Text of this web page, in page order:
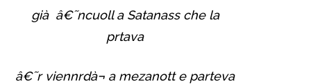
già â€˜ncuoll a Satanass che la
prtava
â€˜r viennrdà¬ a mezanott e parteva